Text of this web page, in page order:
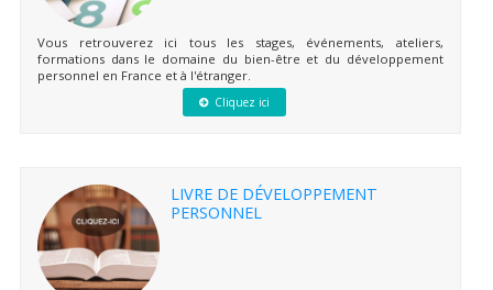
Vous retrouverez ici tous les stages, événements, ateliers,
formations dans le domaine du bien-être et du développement
personnel en France et à l'étranger.
Cliquez ici
LIVRE DE DÉVELOPPEMENT
PERSONNEL